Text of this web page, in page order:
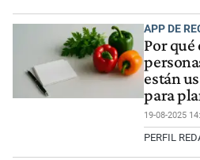
APP DE
Por qué
están
para
19-08-2025
PERFIL